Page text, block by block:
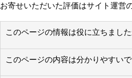
お寄せいただいた評価はサイト運営
このページの情報は役に立ちました
このページの内容は分かりやすい